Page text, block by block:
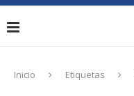
Inicio Etiquetas